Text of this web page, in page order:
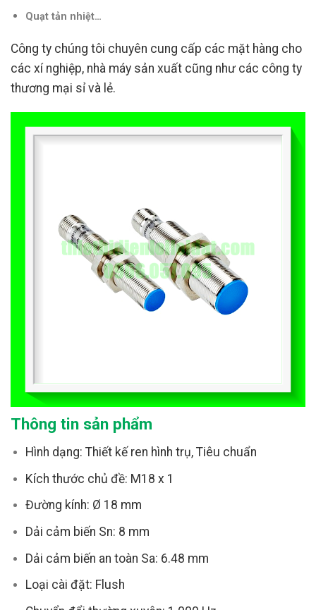
Quạt tản nhiệt…
Công ty chúng tôi chuyên cung cấp các mặt hàng cho
các xí nghiệp, nhà máy sản xuất cũng như các công ty
thương mại sỉ và lẻ.
Thông tin sản phẩm
Hình dạng: Thiết kế ren hình trụ, Tiêu chuẩn
Kích thước chủ đề: M18 x 1
Đường kính: Ø 18 mm
Dải cảm biến Sn: 8 mm
Dải cảm biến an toàn Sa: 6.48 mm
Loại cài đặt: Flush